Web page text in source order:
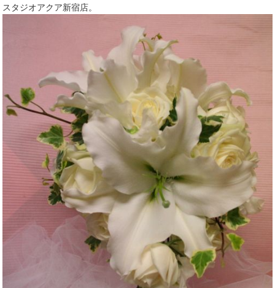
スタジオアクア新宿店。